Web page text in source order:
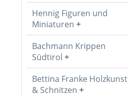
Hennig Figuren und
Miniaturen
Bachmann Krippen
Südtirol
Bettina Franke Holzkunst
& Schnitzen